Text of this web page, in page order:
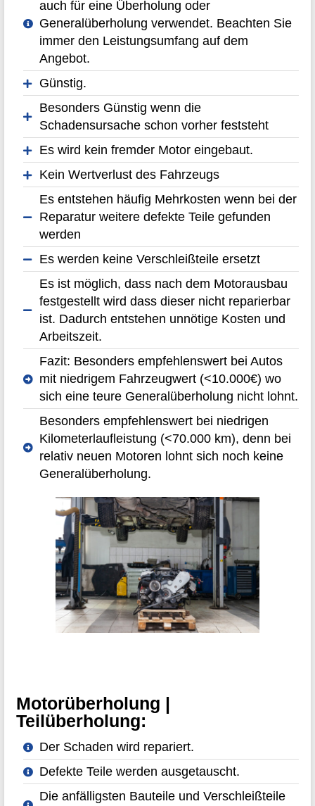
auch für eine Überholung oder
Generalüberholung verwendet. Beachten Sie
immer den Leistungsumfang auf dem
Angebot.
Günstig.
Besonders Günstig wenn die
Schadensursache schon vorher feststeht
Es wird kein fremder Motor eingebaut.
Kein Wertverlust des Fahrzeugs
Es entstehen häufig Mehrkosten wenn bei der
Reparatur weitere defekte Teile gefunden
werden
Es werden keine Verschleißteile ersetzt
Es ist möglich, dass nach dem Motorausbau
festgestellt wird dass dieser nicht reparierbar
ist. Dadurch entstehen unnötige Kosten und
Arbeitszeit.
Fazit: Besonders empfehlenswert bei Autos
mit niedrigem Fahrzeugwert (<10.000€) wo
sich eine teure Generalüberholung nicht lohnt.
Besonders empfehlenswert bei niedrigen
Kilometerlaufleistung (<70.000 km), denn bei
relativ neuen Motoren lohnt sich noch keine
Generalüberholung.
Motorüberholung |
Teilüberholung:
Der Schaden wird repariert.
Defekte Teile werden ausgetauscht.
Die anfälligsten Bauteile und Verschleißteile